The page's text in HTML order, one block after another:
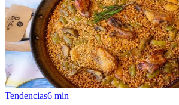
Tendencias6 min